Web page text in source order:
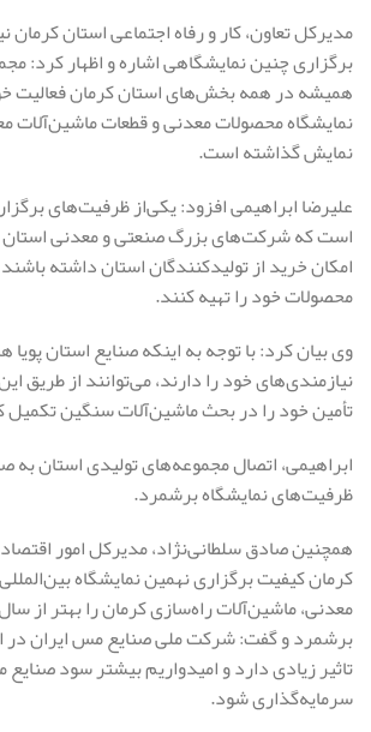
مدیرکل تعاون، کار و رفاه اجتماعی استان
برگزاری چنین نمایشگاهی اشاره و اظهار
همیشه در همه بخش‌های استان کرمان فعالیت
نمایشگاه محصولات معدنی و قطعات ماشین‌آلات
نمایش گذاشته است.
علیرضا ابراهیمی افزود: یکی‌از ظرفیت‌های
است که شرکت‌های بزرگ صنعتی و معدنی استان
امکان خرید از تولیدکنندگان استان داشته
محصولات خود را تهیه کنند.
وی بیان کرد: با توجه به اینکه صنایع استان
نیازمندی‌های خود را دارند، می‌توانند از طریق
تأمین خود را در بحث ماشین‌آلات سنگین تکمیل
ابراهیمی، اتصال مجموعه‌های تولیدی استان به
ظرفیت‌های نمایشگاه برشمرد.
همچنین صادق سلطانی‌نژاد، مدیرکل امور
کرمان کیفیت برگزاری نهمین نمایشگاه
معدنی، ماشین‌آلات راه‌سازی کرمان را بهتر از
برشمرد و گفت: شرکت ملی صنایع مس ایران در
تاثیر زیادی دارد و امیدواریم بیشتر سود
سرمایه‌گذاری شود.